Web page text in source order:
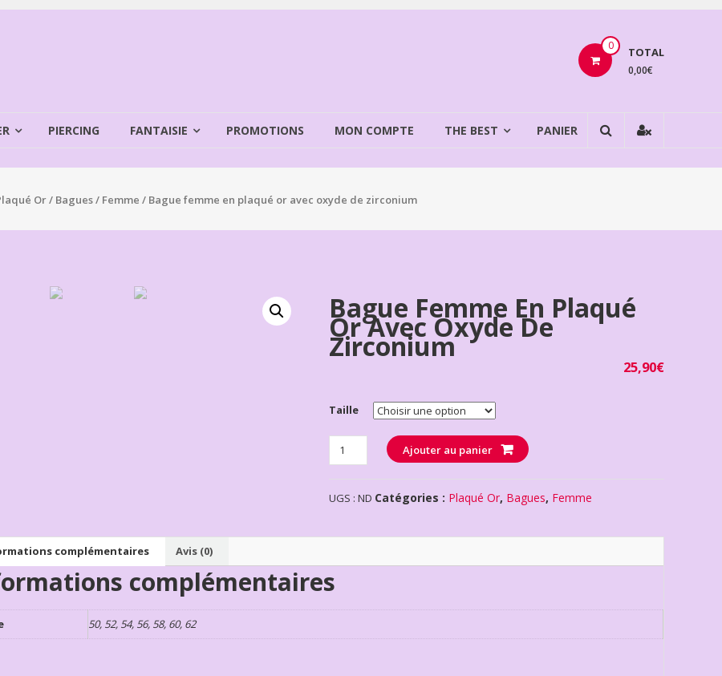
0 TOTAL
0,00€
PIERCING FANTAISIE PROMOTIONS MON COMPTE THE BEST PANIER
Or/ Bagues/ Femme / Bague femme en plaqué or avec oxyde de zirconium
Bague Femme En Plaqué
Or Avec Oxyde De
Zirconium
25,90€
Taille
Quantité Ajouter au panier
UGS :ND Catégories : Plaqué Or, Bagues, Femme
complémentaires Avis (0)
complémentaires
50, 52, 54, 56, 58, 60, 62